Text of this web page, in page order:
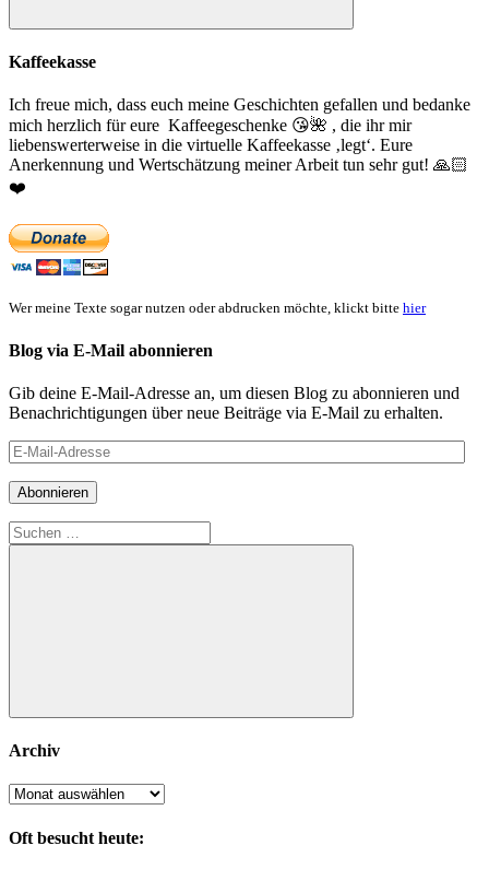
Suchen
Kaffeekasse
Ich freue mich, dass euch meine Geschichten gefallen und bedanke
mich herzlich für eure Kaffeegeschenke 😘🌺 , die ihr mir
liebenswerterweise in die virtuelle Kaffeekasse ‚legt‘. Eure
Anerkennung und Wertschätzung meiner Arbeit tun sehr gut! 🙏🏻
❤️
Wer meine Texte sogar nutzen oder abdrucken möchte, klickt bitte hier
Blog via E-Mail abonnieren
Gib deine E-Mail-Adresse an, um diesen Blog zu abonnieren und
Benachrichtigungen über neue Beiträge via E-Mail zu erhalten.
E-
Mail-
Adresse
Abonnieren
Suchen
nach:
Suchen
Archiv
Archiv
Oft besucht heute: